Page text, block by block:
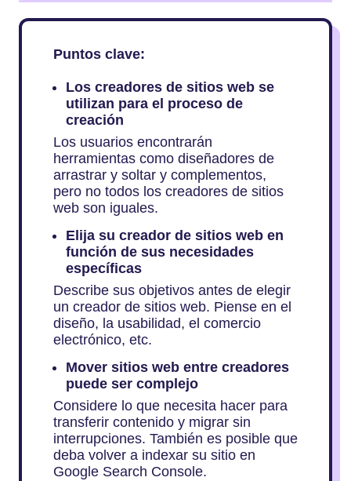
Puntos clave:
Los creadores de sitios web se
utilizan para el proceso de
creación
Los usuarios encontrarán
herramientas como diseñadores de
arrastrar y soltar y complementos,
pero no todos los creadores de sitios
web son iguales.
Elija su creador de sitios web en
función de sus necesidades
específicas
Describe sus objetivos antes de elegir
un creador de sitios web. Piense en el
diseño, la usabilidad, el comercio
electrónico, etc.
Mover sitios web entre creadores
puede ser complejo
Considere lo que necesita hacer para
transferir contenido y migrar sin
interrupciones. También es posible que
deba volver a indexar su sitio en
Google Search Console.